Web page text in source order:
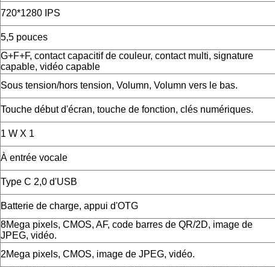
720*1280 IPS
5,5 pouces
G+F+F, contact capacitif de couleur, contact multi, signature
capable, vidéo capable
Sous tension/hors tension, Volumn, Volumn vers le bas.
Touche début d'écran, touche de fonction, clés numériques.
1 W X 1
À entrée vocale
Type C 2,0 d'USB
Batterie de charge, appui d'OTG
8Mega pixels, CMOS, AF, code barres de QR/2D, image de
JPEG, vidéo.
2Mega pixels, CMOS, image de JPEG, vidéo.